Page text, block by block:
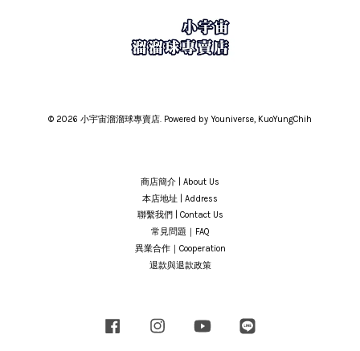
© 2026 小宇宙溜溜球專賣店. Powered by Youniverse, KuoYungChih
商店簡介 | About Us
本店地址 | Address
聯繫我們 | Contact Us
常見問題｜FAQ
異業合作｜Cooperation
退款與退款政策
Facebook Instagram YouTube